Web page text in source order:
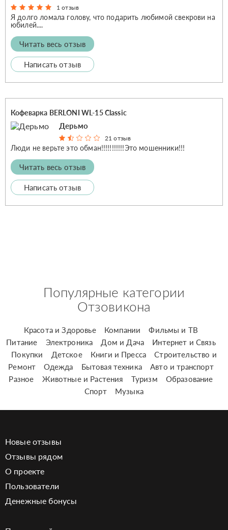
1 отзыв
Я долго ломала голову, что подарить любимой свекрови на
юбилей....
Читать весь отзыв
Написать отзыв
Кофеварка BERLONI WL-15 Classic
Дерьмо
21 отзыв
Люди не верьте это обман!!!!!!!!!!!Это мошенники!!!
Читать весь отзыв
Написать отзыв
Популярные категории
Отзовикона
Красота и Здоровье Компании
Фильмы и ТВ
Питание
Электроника Дом и Дача
Интернет и Связь
Покупки
Детское Книги и Пресса
Строительство и
Ремонт
Одежда Бытовая техника
Авто и транспорт
Разное
Животные и Растения Туризм
Образование
Спорт
Музыка
Новые отзывы
Отзывы рядом
О проекте
Пользователи
Денежные бонусы